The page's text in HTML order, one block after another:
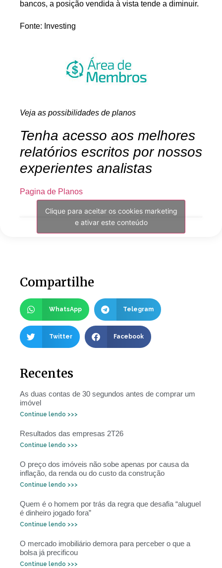
bancos, a posição vendida à vista tende a diminuir.
Fonte: Investing
Veja as possibilidades de planos
Tenha acesso aos melhores
relatórios escritos por nossos
experientes analistas
Pagina de Planos
Clique para aceitar os cookies marketing
e ativar este conteúdo
Compartilhe
WhatsApp Telegram
Twitter Facebook
Recentes
As duas contas de 30 segundos antes de comprar um
imóvel
Continue lendo >>>
Resultados das empresas 2T26
Continue lendo >>>
O preço dos imóveis não sobe apenas por causa da
inflação, da renda ou do custo da construção
Continue lendo >>>
Quem é o homem por trás da regra que desafia “aluguel
é dinheiro jogado fora”
Continue lendo >>>
O mercado imobiliário demora para perceber o que a
bolsa já precificou
Continue lendo >>>